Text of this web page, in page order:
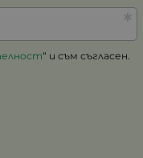
“ и съм съгласен.